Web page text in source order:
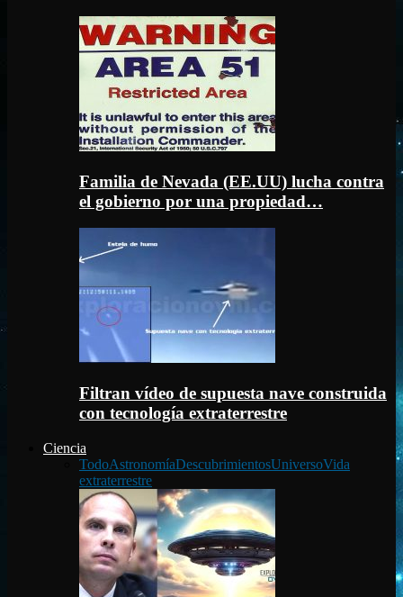
Familia de Nevada (EE.UU) lucha contra
el gobierno por una propiedad…
Filtran vídeo de supuesta nave construida
con tecnología extraterrestre
Ciencia
TodoAstronomíaDescubrimientosUniversoVida
extraterrestre